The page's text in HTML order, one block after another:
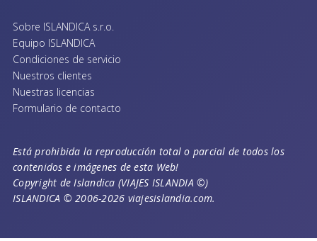
Sobre ISLANDICA s.r.o.
Equipo ISLANDICA
Condiciones de servicio
Nuestros clientes
Nuestras licencias
Formulario de contacto
Está prohibida la reproducción total o parcial de todos los
contenidos e imágenes de esta Web!
Copyright de Islandica (VIAJES ISLANDIA ©)
ISLANDICA © 2006-2026 viajesislandia.com.